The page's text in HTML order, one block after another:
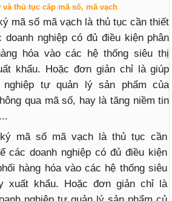
và thủ tục cấp mã số, mã vạch
mã số mã vạch là thủ tục cần thiết
doanh nghiệp có đủ điều kiện phân
hóa vào các hệ thống siêu thị
khẩu. Hoặc đơn giản chỉ là giúp
nghiệp tự quản lý sản phẩm của
qua mã số, hay là tăng niềm tin
mã số mã vạch là thủ tục cần
các doanh nghiệp có đủ điều kiện
hàng hóa vào các hệ thống siêu
xuất khẩu. Hoặc đơn giản chỉ là